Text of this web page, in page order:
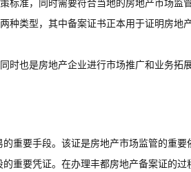
准，同时需要符合当地的房地产市场监管
类型，其中备案证书正本用于证明房地
时也是房地产企业进行市场推广和业务拓
重要手段。该证是房地产市场监管的重
重要凭证。在办理丰都房地产备案证的